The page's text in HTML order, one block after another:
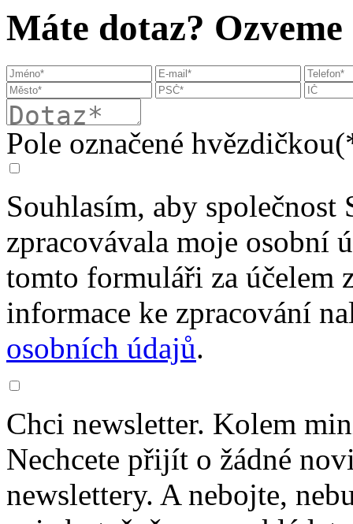
Máte dotaz? Ozveme
Pole označené
Souhlasím, aby společnost
zpracovávala moje osobní
tomto formuláři za účelem
informace ke zpracování
osobních údajů.
Chci newsletter. Kolem
Nechcete přijít o žádné
newslettery. A nebojte,